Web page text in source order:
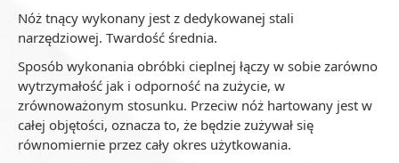
Nóż tnący wykonany jest z dedykowanej stali
narzędziowej. Twardość średnia.
Sposób wykonania obróbki cieplnej łączy w sobie zarówno
wytrzymałość jak i odporność na zużycie, w
zrównoważonym stosunku. Przeciw nóż hartowany jest w
całej objętości, oznacza to, że będzie zużywał się
równomiernie przez cały okres użytkowania.